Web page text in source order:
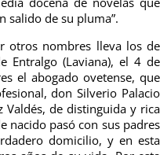
salido de su pluma”.
otros nombres lleva los de
Entralgo (Laviana), el 4 de
el abogado ovetense, que
don Silverio Palacio
Valdés, de distinguida y rica
nacido pasó con sus padres
domicilio, y en esta